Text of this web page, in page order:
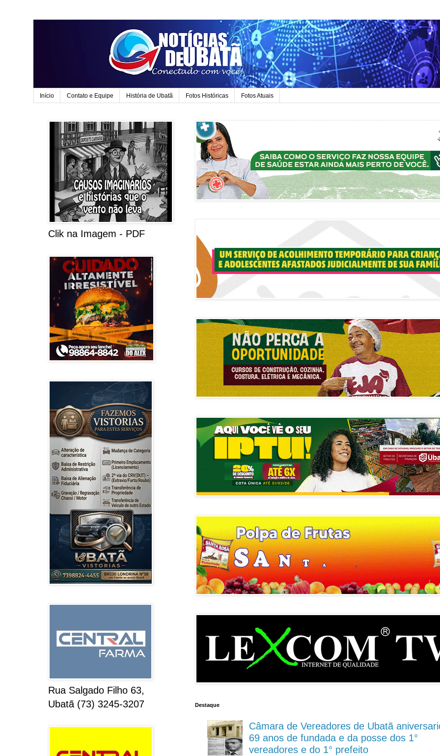
Início Contato e Equipe História de Ubatã Fotos Históricas Fotos Atuais
Destaque
Câmara de Vereadores de Ubatã
69 anos de fundada e da posse dos 1°
vereadores e do 1° prefeito
Clik na Imagem - PDF
Rua Salgado Filho 63,
Ubatã (73) 3245-3207